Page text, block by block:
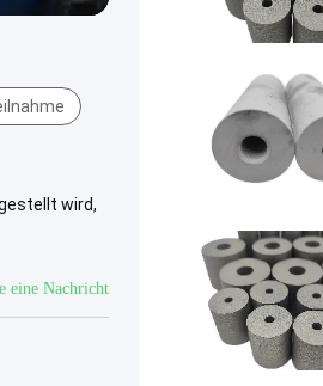
wird,
eine Nachricht